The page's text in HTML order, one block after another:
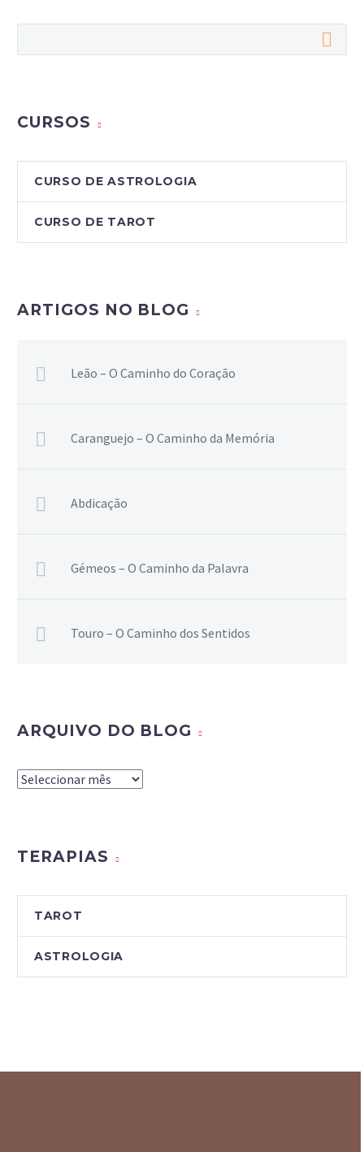
CURSOS
CURSO DE ASTROLOGIA
CURSO DE TAROT
ARTIGOS NO BLOG
Leão – O Caminho do Coração
Caranguejo – O Caminho da Memória
Abdicação
Gémeos – O Caminho da Palavra
Touro – O Caminho dos Sentidos
ARQUIVO DO BLOG
Arquivo
TERAPIAS
TAROT
ASTROLOGIA